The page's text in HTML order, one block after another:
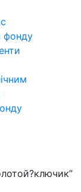
фонду